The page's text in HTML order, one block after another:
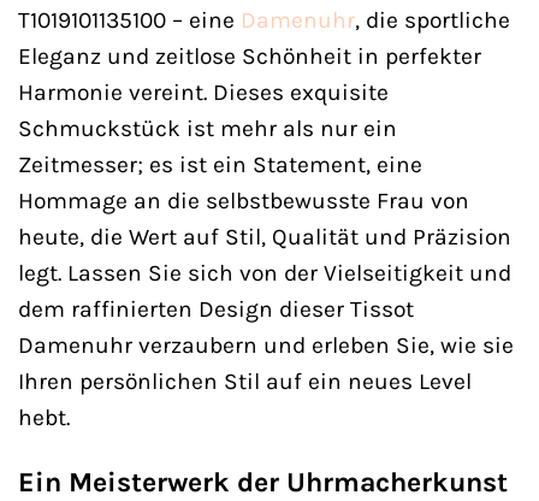
T1019101135100 – eine Damenuhr, die sportliche
Eleganz und zeitlose Schönheit in perfekter
Harmonie vereint. Dieses exquisite
Schmuckstück ist mehr als nur ein
Zeitmesser; es ist ein Statement, eine
Hommage an die selbstbewusste Frau von
heute, die Wert auf Stil, Qualität und Präzision
legt. Lassen Sie sich von der Vielseitigkeit und
dem raffinierten Design dieser Tissot
Damenuhr verzaubern und erleben Sie, wie sie
Ihren persönlichen Stil auf ein neues Level
hebt.
Ein Meisterwerk der Uhrmacherkunst